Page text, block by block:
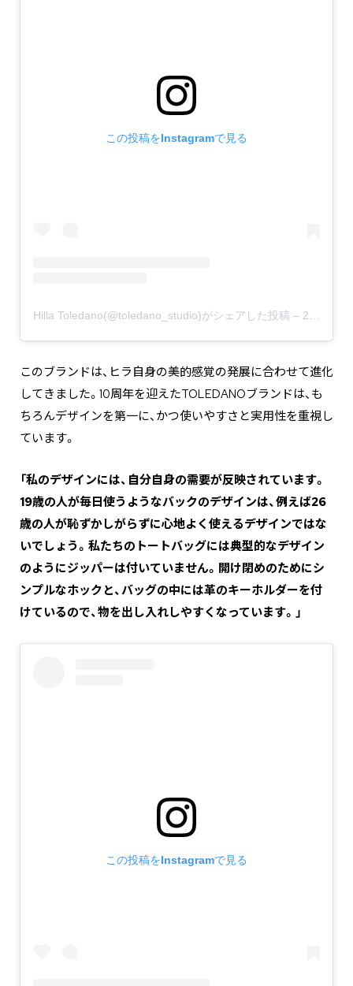
この投稿をInstagramで見る
Hilla Toledano(@toledano_studio)がシェアした投稿 – 2020年 1月月13日午前1時53分PST
このブランドは、ヒラ自身の美的感覚の発展に合わせて進化
してきました。10周年を迎えたTOLEDANOブランドは、も
ちろんデザインを第一に、かつ使いやすさと実用性を重視し
ています。
「私のデザインには、自分自身の需要が反映されています。
19歳の人が毎日使うようなバックのデザインは、例えば26
歳の人が恥ずかしがらずに心地よく使えるデザインではな
いでしょう。私たちのトートバッグには典型的なデザイン
のようにジッパーは付いていません。開け閉めのためにシ
ンプルなホックと、バッグの中には革のキーホルダーを付
けているので、物を出し入れしやすくなっています。」
この投稿をInstagramで見る